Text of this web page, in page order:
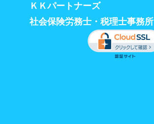
ＫＫパートナーズ
社会保険労務士・税理士事務所